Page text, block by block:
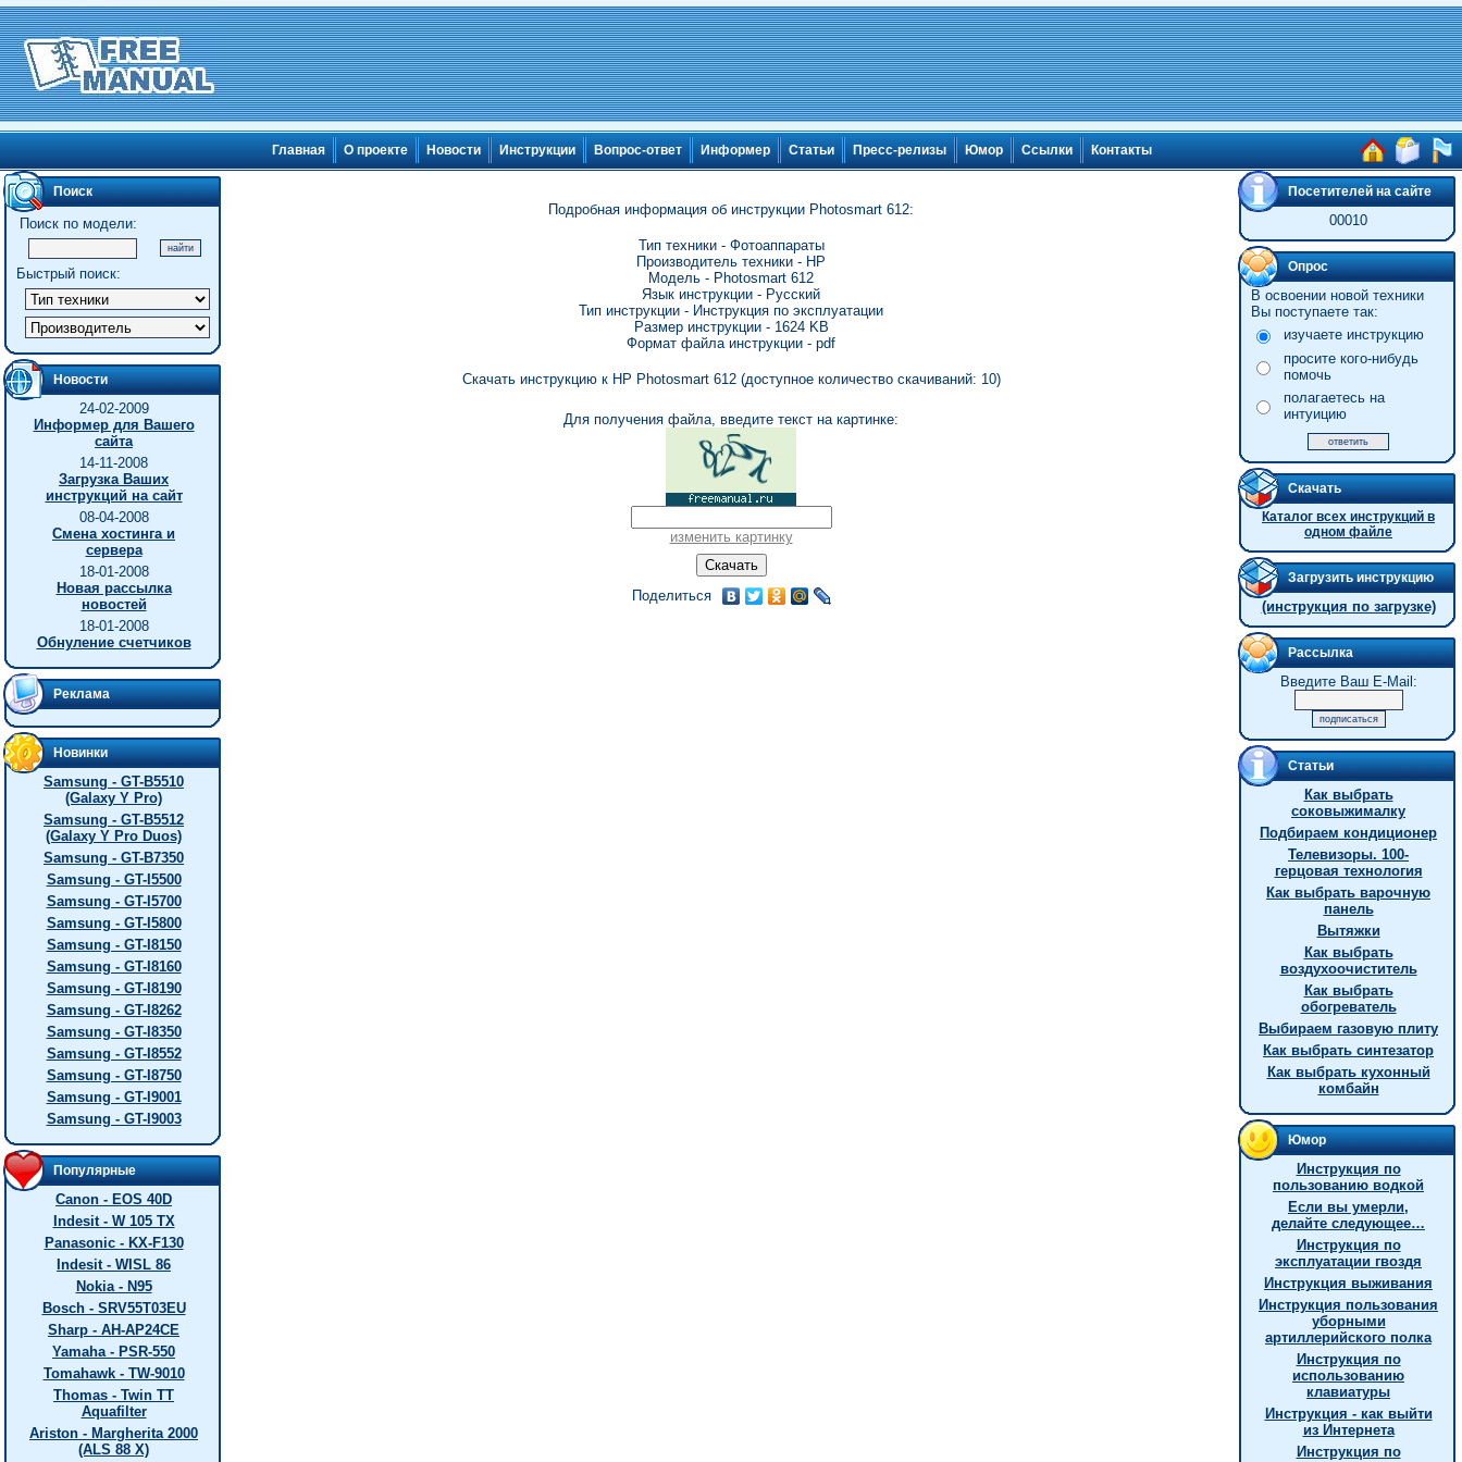
Главная О проекте Новости Инструкции Вопрос-ответ Информер Статьи Пресс-релизы Юмор Ссылки Контакты
Поиск
Поиск по модели:
Быстрый поиск:
Новости
24-02-2009
Информер для Вашего
сайта
14-11-2008
Загрузка Ваших
инструкций на сайт
08-04-2008
Смена хостинга и
сервера
18-01-2008
Новая рассылка
новостей
18-01-2008
Обнуление счетчиков
Реклама
Новинки
Samsung - GT-B5510
(Galaxy Y Pro)
Samsung - GT-B5512
(Galaxy Y Pro Duos)
Samsung - GT-B7350
Samsung - GT-I5500
Samsung - GT-I5700
Samsung - GT-I5800
Samsung - GT-I8150
Samsung - GT-I8160
Samsung - GT-I8190
Samsung - GT-I8262
Samsung - GT-I8350
Samsung - GT-I8552
Samsung - GT-I8750
Samsung - GT-I9001
Samsung - GT-I9003
Популярные
Canon - EOS 40D
Indesit - W 105 TX
Panasonic - KX-F130
Indesit - WISL 86
Nokia - N95
Bosch - SRV55T03EU
Sharp - AH-AP24CE
Yamaha - PSR-550
Tomahawk - TW-9010
Thomas - Twin TT
Aquafilter
Ariston - Margherita 2000
(ALS 88 X)
Подробная информация об инструкции Photosmart 612:
Тип техники - Фотоаппараты
Производитель техники - HP
Модель - Photosmart 612
Язык инструкции - Русский
Тип инструкции - Инструкция по эксплуатации
Размер инструкции - 1624 KB
Формат файла инструкции - pdf
Скачать инструкцию к HP Photosmart 612 (доступное количество скачиваний: 10)
Для получения файла, введите текст на картинке:
изменить картинку
Поделиться
Посетителей на сайте
00010
Опрос
В освоении новой техники
Вы поступаете так:
изучаете инструкцию
просите кого-нибудь
помочь
полагаетесь на
интуицию
Скачать
Каталог всех инструкций в
одном файле
Загрузить инструкцию
(инструкция по загрузке)
Рассылка
Введите Ваш E-Mail:
Статьи
Как выбрать
соковыжималку
Подбираем кондиционер
Телевизоры. 100-
герцовая технология
Как выбрать варочную
панель
Вытяжки
Как выбрать
воздухоочиститель
Как выбрать
обогреватель
Выбираем газовую плиту
Как выбрать синтезатор
Как выбрать кухонный
комбайн
Юмор
Инструкция по
пользованию водкой
Если вы умерли,
делайте следующее…
Инструкция по
эксплуатации гвоздя
Инструкция выживания
Инструкция пользования
уборными
артиллерийского полка
Инструкция по
использованию
клавиатуры
Инструкция - как выйти
из Интернета
Инструкция по